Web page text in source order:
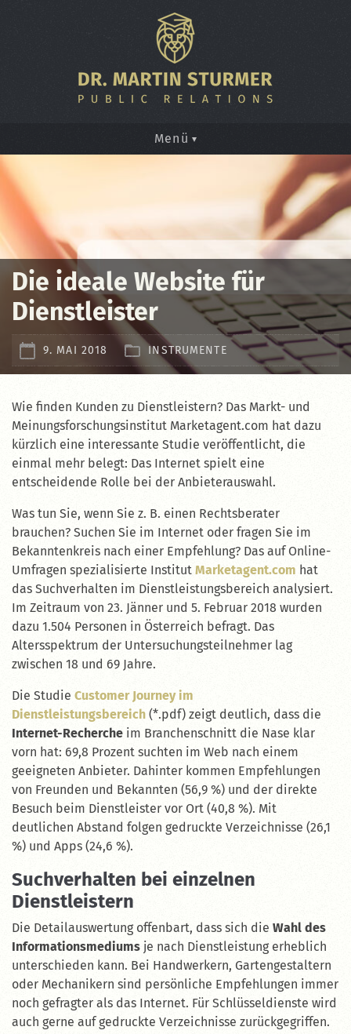
Menü
Die ideale Website für
Dienstleister
9. MAI 2018 INSTRUMENTE
Wie finden Kunden zu Dienstleistern? Das Markt- und
Meinungsforschungsinstitut Marketagent.com hat dazu
kürzlich eine interessante Studie veröffentlicht, die
einmal mehr belegt: Das Internet spielt eine
entscheidende Rolle bei der Anbieterauswahl.
Was tun Sie, wenn Sie z. B. einen Rechtsberater
brauchen? Suchen Sie im Internet oder fragen Sie im
Bekanntenkreis nach einer Empfehlung? Das auf Online-
Umfragen spezialisierte Institut Marketagent.com hat
das Suchverhalten im Dienstleistungsbereich analysiert.
Im Zeitraum von 23. Jänner und 5. Februar 2018 wurden
dazu 1.504 Personen in Österreich befragt. Das
Altersspektrum der Untersuchungsteilnehmer lag
zwischen 18 und 69 Jahre.
Die Studie Customer Journey im
Dienstleistungsbereich (*.pdf) zeigt deutlich, dass die
Internet-Recherche im Branchenschnitt die Nase klar
vorn hat: 69,8 Prozent suchten im Web nach einem
geeigneten Anbieter. Dahinter kommen Empfehlungen
von Freunden und Bekannten (56,9 %) und der direkte
Besuch beim Dienstleister vor Ort (40,8 %). Mit
deutlichen Abstand folgen gedruckte Verzeichnisse (26,1
%) und Apps (24,6 %).
Suchverhalten bei einzelnen
Dienstleistern
Die Detailauswertung offenbart, dass sich die Wahl des
Informationsmediums je nach Dienstleistung erheblich
unterschieden kann. Bei Handwerkern, Gartengestaltern
oder Mechanikern sind persönliche Empfehlungen immer
noch gefragter als das Internet. Für Schlüsseldienste wird
auch gerne auf gedruckte Verzeichnisse zurückgegriffen.